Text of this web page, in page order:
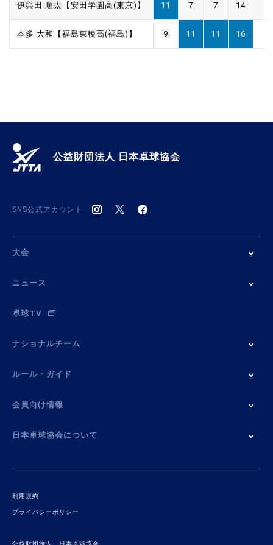
伊與田 順太【安田学園高(東京)】 11 7 7 14
本多 大和【福島東稜高(福島)】 9 11 11 16
公益財団法人 日本卓球協会
SNS公式アカウント
大会
ニュース
卓球TV
ナショナルチーム
ルール・ガイド
会員向け情報
日本卓球協会について
利用規約
プライバシーポリシー
公益財団法人 日本卓球協会